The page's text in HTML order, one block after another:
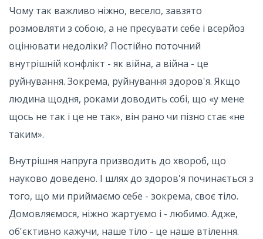
Чому так важливо ніжно, весело, завзято
розмовляти з собою, а не пресувати себе і всерйоз
оцінювати недоліки? Постійно поточний
внутрішній конфлікт - як війна, а війна - це
руйнування. Зокрема, руйнування здоров'я. Якщо
людина щодня, роками доводить собі, що «у мене
щось не так і це не так», він рано чи пізно стає «не
таким».
Внутрішня напруга призводить до хвороб, що
науково доведено. І шлях до здоров'я починається з
того, що ми приймаємо себе - зокрема, своє тіло.
Домовляємося, ніжно жартуємо і - любимо. Адже,
об'єктивно кажучи, наше тіло - це наше втілення.